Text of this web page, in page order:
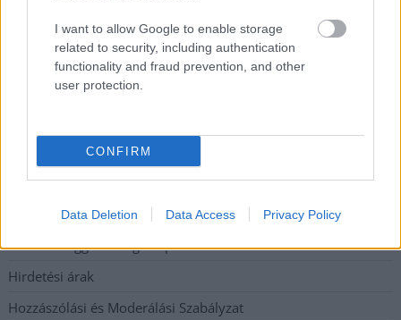
I want to allow Google to enable storage
related to security, including authentication
functionality and fraud prevention, and other
user protection.
CONFIRM
Data Deletion Data Access Privacy Policy
Hatalmas lángok csaptak fel Szolnokon
Vízitraffipax a Tisza-tavon: mostantól senki sem úszhatja meg
a száguldozást
Elérhetőség
Adatkezelési tájékoztató
Etikai és függetlenségi alapelvek
Hirdetési árak
Hozzászólási és Moderálási Szabályzat